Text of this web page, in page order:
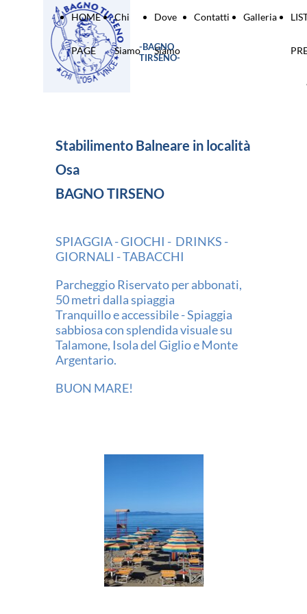
HOME
PAGE
Chi
Siamo
Dove
Siamo
Contatti Galleria
-BAGNO
TIRSENO-
Stabilimento Balneare in località
Osa
BAGNO TIRSENO
SPIAGGIA - GIOCHI - DRINKS -
GIORNALI - TABACCHI
Parcheggio Riservato per abbonati,
50 metri dalla spiaggia
Tranquillo e accessibile - Spiaggia
sabbiosa con splendida visuale su
Talamone, Isola del Giglio e Monte
Argentario.
BUON MARE!